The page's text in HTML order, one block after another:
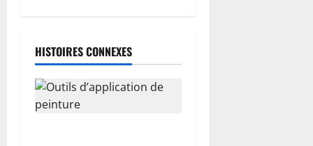
i
c
l
HISTOIRES CONNEXES